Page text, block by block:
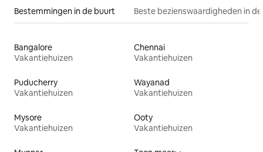
Bestemmingen in de buurt Beste bezienswaardigheden in
Bangalore
Vakantiehuizen
Chennai
Vakantiehuizen
Puducherry
Vakantiehuizen
Wayanad
Vakantiehuizen
Mysore
Vakantiehuizen
Ooty
Vakantiehuizen